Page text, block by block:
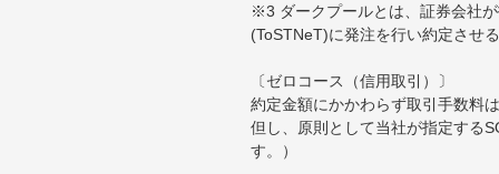
※3 ダークプールとは、証券会社
(ToSTNeT)に発注を行い約定させ
〔ゼロコース（信用取引）〕
約定金額にかかわらず取引手数料
但し、原則として当社が指定する
す。）